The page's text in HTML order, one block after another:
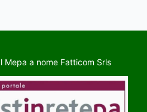
Mepa a nome Fatticom Srls